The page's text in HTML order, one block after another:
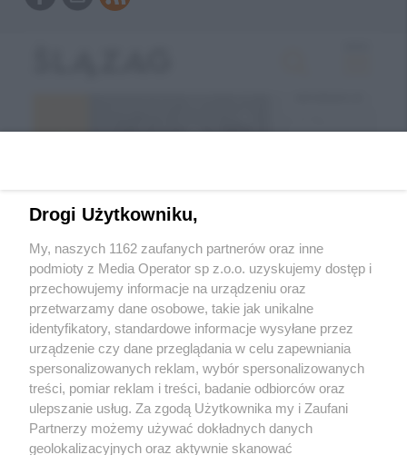
Wróć do strony głównej
ślązag.pl
0%
Drogi Użytkowniku,
My, naszych 1162 zaufanych partnerów oraz inne
podmioty z Media Operator sp z.o.o. uzyskujemy dostęp i
przechowujemy informacje na urządzeniu oraz
przetwarzamy dane osobowe, takie jak unikalne
identyfikatory, standardowe informacje wysyłane przez
urządzenie czy dane przeglądania w celu zapewniania
spersonalizowanych reklam, wybór spersonalizowanych
treści, pomiar reklam i treści, badanie odbiorców oraz
ulepszanie usług. Za zgodą Użytkownika my i Zaufani
Partnerzy możemy używać dokładnych danych
geolokalizacyjnych oraz aktywnie skanować